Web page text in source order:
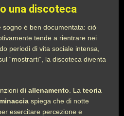
una discoteca
sogno è ben documentata: ciò
tende a rientrare nei
periodi di vita sociale intensa,
“mostrarti”, la discoteca diventa
di allenamento . Lateoria
spiega che di notte
esercitare percezione e